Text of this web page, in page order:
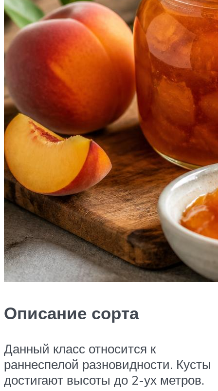
Описание сорта
Данный класс относится к
раннеспелой разновидности. Кусты
достигают высоты до 2-ух метров.